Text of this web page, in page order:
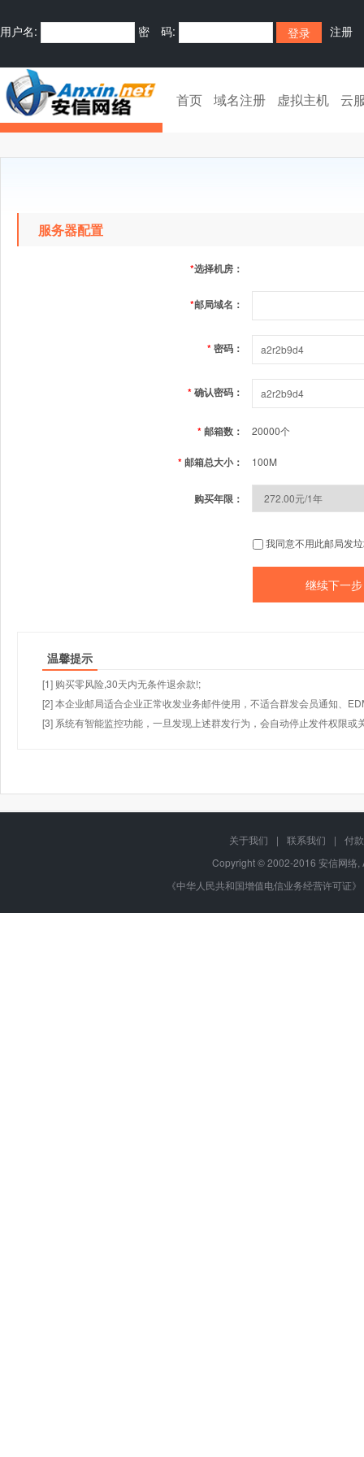
用户名: 密 码: 注册
首页 域名注册 虚拟主机 云
服务器配置
*选择机房：
*邮局域名：
*密码：
*确认密码：
*邮箱数： 20000个
*邮箱总大小： 100M
购买年限：
我同意不用此邮局发
温馨提示
[1] 购买零风险,30天内无条件退余款!;
[2] 本企业邮局适合企业正常收发业务邮件使用，不适合群发会员通知、
[3] 系统有智能监控功能，一旦发现上述群发行为，会自动停止发件权限或
关于我们 | 联系我们 |
付
Copyright © 2002-2016 安信网
《中华人民共和国增值电信业务经营许可